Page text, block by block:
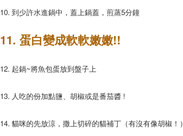
10. 到少許水進鍋中，蓋上鍋蓋，煎蒸5分鐘
11. 蛋白變成軟軟嫩嫩!!
12. 起鍋~將魚包蛋放到盤子上
13. 人吃的份加點鹽、胡椒或是番茄醬 !
14. 貓咪的先放涼，撒上切碎的貓補丁（有沒有像胡椒！）